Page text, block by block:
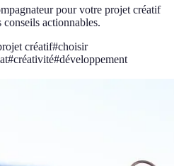
pour votre projet créatif
conseils actionnables.
créatif#choisir
#créativité#développement